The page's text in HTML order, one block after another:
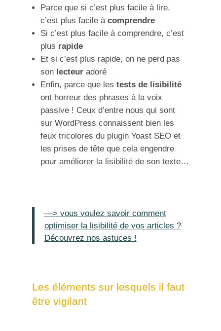
Parce que si c’est plus facile à lire,
c’est plus facile à comprendre
Si c’est plus facile à comprendre, c’est
plus rapide
Et si c’est plus rapide, on ne perd pas
son lecteuradoré
Enfin, parce que les tests de lisibilité
ont horreur des phrases à la voix
passive ! Ceux d’entre nous qui sont
sur WordPress connaissent bien les
feux tricolores du plugin Yoast SEO et
les prises de tête que cela engendre
pour améliorer la lisibilité de son texte…
—> vous voulez savoir comment
optimiser la lisibilité de vos articles ?
Découvrez nos astuces !
Les éléments sur lesquels il faut
être vigilant